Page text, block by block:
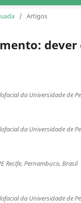
/ Artigos
da Universidade de
da Universidade de
Recife, Pernambuco, Brasil
da Universidade de